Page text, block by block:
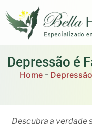
Depressão é
Home - Depressão
Descubra a verdade